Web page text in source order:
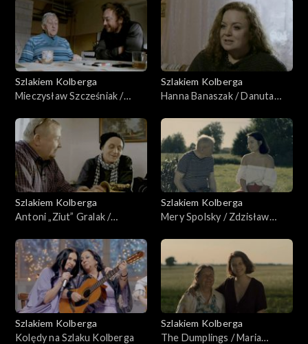
Szlakiem Kolberga
Mieczysław Szcześniak /
Szlakiem Kolberga
Hanna Banaszak / Danuta
Szlakiem Kolberga
Antoni „Ziut” Gralak /
Szlakiem Kolberga
Mery Spolsky / Zdzisław
Szlakiem Kolberga
Kolędy na Szlaku Kolberga
Szlakiem Kolberga
The Dumplings / Maria